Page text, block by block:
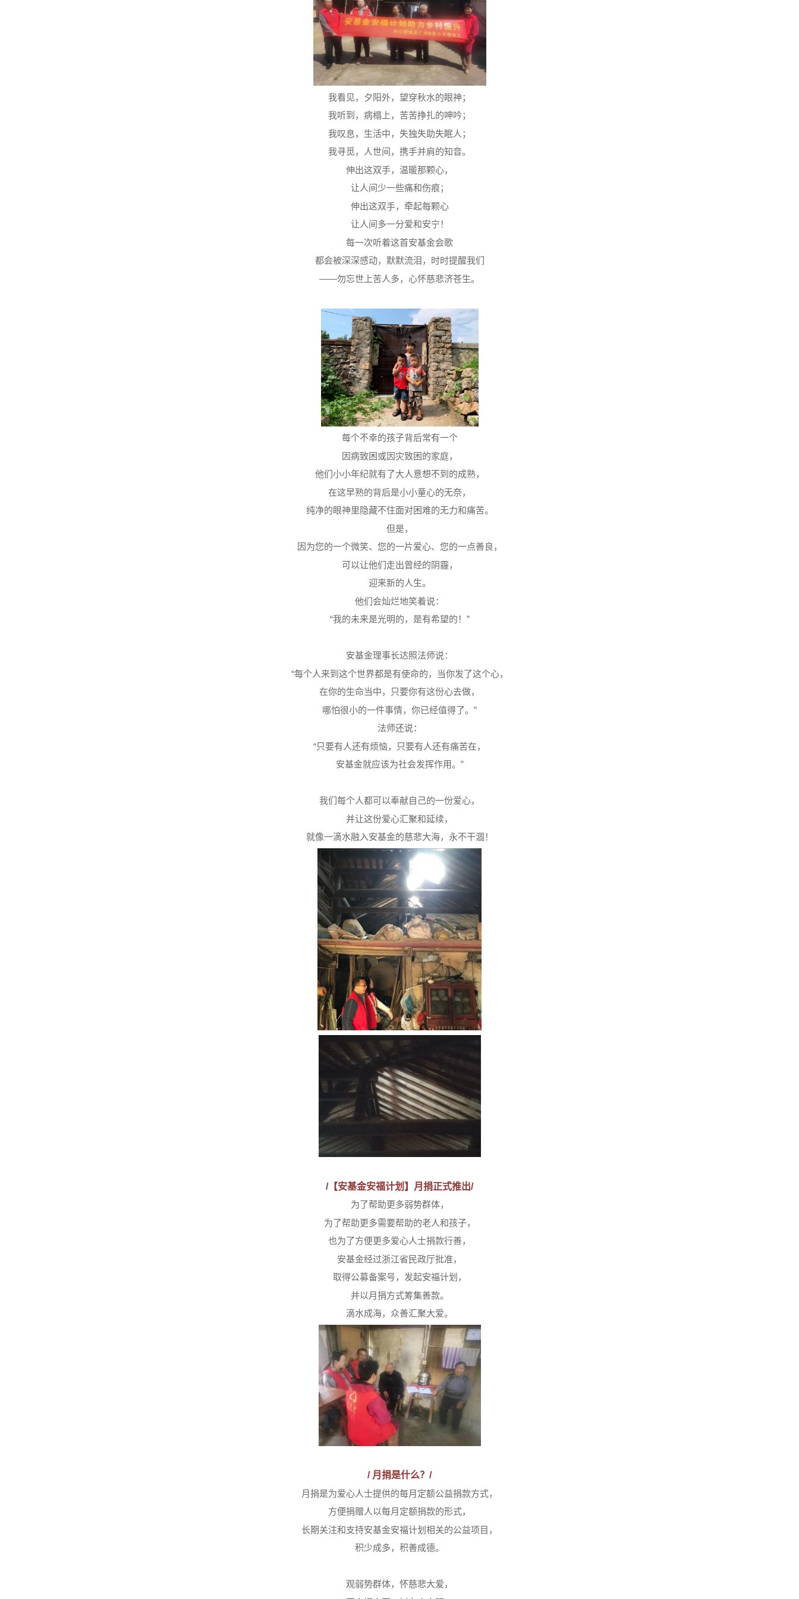
我看见，夕阳外，望穿秋水的眼神；
我听到，病榻上，苦苦挣扎的呻吟；
我叹息，生活中，失独失助失眠人；
我寻觅，人世间，携手并肩的知音。
伸出这双手，温暖那颗心，
让人间少一些痛和伤痕；
伸出这双手，牵起每颗心
让人间多一分爱和安宁！
每一次听着这首安基金会歌
都会被深深感动，默默流泪，时时提醒我们
——勿忘世上苦人多，心怀慈悲济苍生。
每个不幸的孩子背后常有一个
因病致困或因灾致困的家庭，
他们小小年纪就有了大人意想不到的成熟，
在这早熟的背后是小小童心的无奈，
纯净的眼神里隐藏不住面对困难的无力和痛苦。
但是，
因为您的一个微笑、您的一片爱心、您的一点善良，
可以让他们走出曾经的阴霾，
迎来新的人生。
他们会灿烂地笑着说：
“我的未来是光明的，是有希望的！”
安基金理事长达照法师说：
“每个人来到这个世界都是有使命的，当你发了这个心，
在你的生命当中，只要你有这份心去做，
哪怕很小的一件事情，你已经值得了。”
法师还说：
“只要有人还有烦恼，只要有人还有痛苦在，
安基金就应该为社会发挥作用。”
我们每个人都可以奉献自己的一份爱心，
并让这份爱心汇聚和延续，
就像一滴水融入安基金的慈悲大海，永不干涸！
/【安基金安福计划】月捐正式推出/
为了帮助更多弱势群体，
为了帮助更多需要帮助的老人和孩子，
也为了方便更多爱心人士捐款行善，
安基金经过浙江省民政厅批准，
取得公募备案号，发起安福计划，
并以月捐方式筹集善款。
滴水成海，众善汇聚大爱。
/ 月捐是什么？/
月捐是为爱心人士提供的每月定额公益捐款方式，
方便捐赠人以每月定额捐款的形式，
长期关注和支持安基金安福计划相关的公益项目，
积少成多，积善成德。
观弱势群体，怀慈悲大爱，